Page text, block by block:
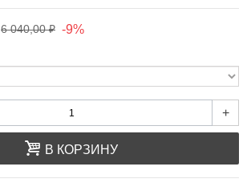
6 040,00 ₽ -9%
+
В КОРЗИНУ